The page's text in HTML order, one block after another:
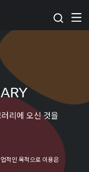
리에 오신 것을
적인 목적으로 이용은